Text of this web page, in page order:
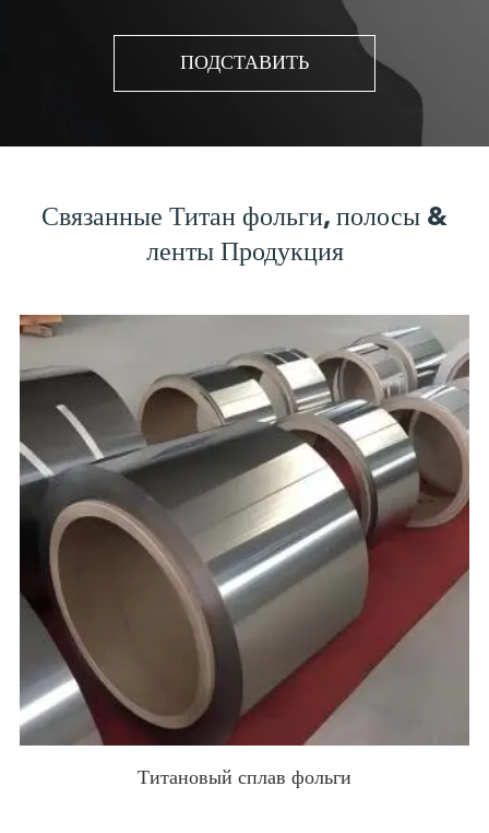
ПОДСТАВИТЬ
Связанные Титан фольги, полосы &
ленты Продукция
Титановый сплав фольги